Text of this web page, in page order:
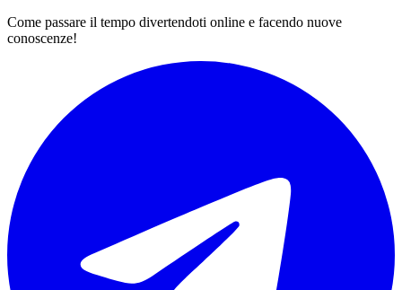
Come passare il tempo divertendoti online e facendo nuove
conoscenze!